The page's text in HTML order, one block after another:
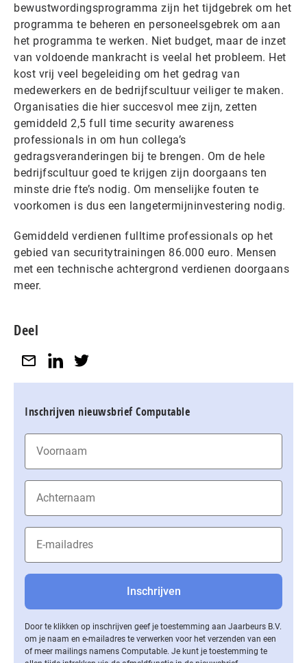
bewustwordingsprogramma zijn het tijdgebrek om het
programma te beheren en personeelsgebrek om aan
het programma te werken. Niet budget, maar de inzet
van voldoende mankracht is veelal het probleem. Het
kost vrij veel begeleiding om het gedrag van
medewerkers en de bedrijfscultuur veiliger te maken.
Organisaties die hier succesvol mee zijn, zetten
gemiddeld 2,5 full time security awareness
professionals in om hun collega’s
gedragsveranderingen bij te brengen. Om de hele
bedrijfscultuur goed te krijgen zijn doorgaans ten
minste drie fte’s nodig. Om menselijke fouten te
voorkomen is dus een langetermijninvestering nodig.
Gemiddeld verdienen fulltime professionals op het
gebied van securitytrainingen 86.000 euro. Mensen
met een technische achtergrond verdienen doorgaans
meer.
Deel
Inschrijven nieuwsbrief Computable
Door te klikken op inschrijven geef je toestemming aan Jaarbeurs B.V.
om je naam en e-mailadres te verwerken voor het verzenden van een
of meer mailings namens Computable. Je kunt je toestemming te